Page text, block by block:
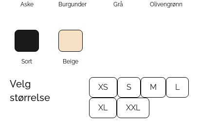
Aske Burgunder Grå Olivengrønn
Sort Beige
Velg
størrelse
XS S M L
XL XXL